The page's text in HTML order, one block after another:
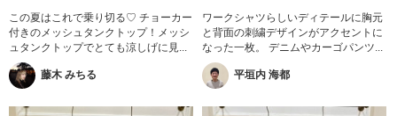
この夏はこれで乗り切る♡ チョーカー
付きのメッシュタンクトップ！メッシ
ュタンクトップでとても涼しげに見...
藤木 みちる
ワークシャツらしいディテールに胸元
と背面の刺繍デザインがアクセントに
なった一枚。 デニムやカーゴパンツ...
平垣内 海都